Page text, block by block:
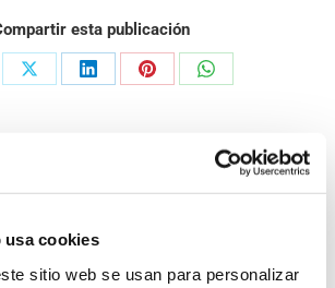
usa cookies
sitio web se usan para personalizar
esta publicación
ANTERIOR
SIGUIENTE